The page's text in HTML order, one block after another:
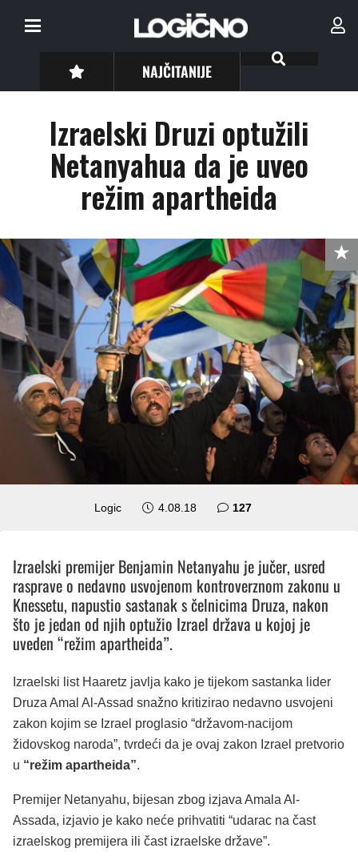
NAJČITANIJE
Izraelski Druzi optužili
Netanyahua da je uveo
režim apartheida
Logic 4.08.18 127komentara
Izraelski premijer Benjamin Netanyahu je jučer, usred
rasprave o nedavno usvojenom kontroverznom zakonu u
Knessetu, napustio sastanak s čelnicima Druza, nakon
što je jedan od njih optužio Izrael država u kojoj je
uveden “režim apartheida”.
Izraelski list Haaretz javlja kako je tijekom sastanka lider
Druza Amal Al-Assad snažno kritizirao nedavno usvojeni
zakon kojim se Izrael proglasio “državom-nacijom
židovskog naroda”, tvrdeći da je ovaj zakon Izrael pretvorio
u “režim apartheida”.
Premijer Netanyahu, bijesan zbog izjava Amala Al-
Assada, izjavio je kako neće prihvatiti “udarac na čast
izraelskog premijera ili čast izraelske države”.